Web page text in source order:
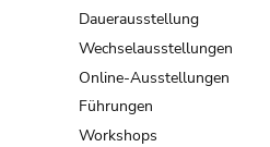
Dauerausstellung
Wechselausstellungen
Online-Ausstellungen
Führungen
Workshops